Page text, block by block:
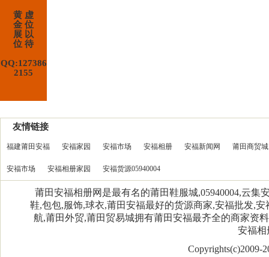
黄 虚
金 位
展 以
位 待
QQ:127386
2155
友情链接
福建莆田安福 安福家园 安福市场 安福相册 安福新闻网 莆田商贸城
安福市场 安福相册家园 安福货源05940004
莆田安福相册网是最有名的莆田鞋服城,05940004,云
鞋,包包,服饰,球衣,莆田安福最好的货源商家,安福批发,
航,莆田外贸,莆田贸易城拥有莆田安福最齐全的商家资
安福相
Copyrights(c)2009-